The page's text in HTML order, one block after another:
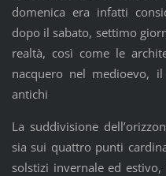
domenica era infatti
dopo il sabato, settimo
realtà, così come le
nacquero nel medioevo,
antichi
La suddivisione
sia sui quattro punti
solstizi invernale ed